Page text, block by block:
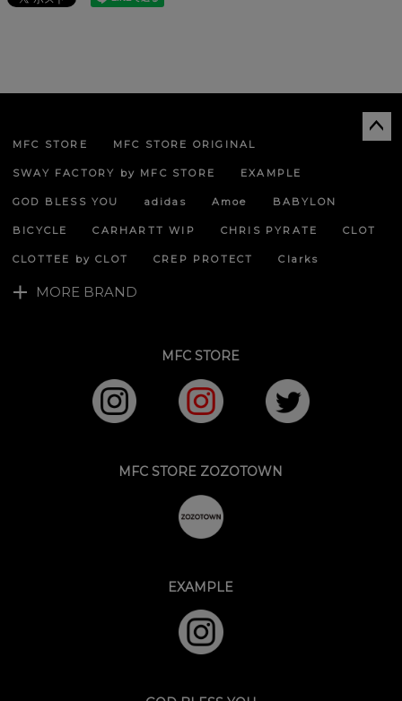
MFC STORE MFC STORE ORIGINAL
SWAY FACTORY by MFC STORE EXAMPLE
GOD BLESS YOU adidas Amoe BABYLON
BICYCLE CARHARTT WIP CHRIS PYRATE CLOT
CLOTTEE by CLOT CREP PROTECT Clarks
MORE BRAND
MFC STORE
MFC STORE ZOZOTOWN
EXAMPLE